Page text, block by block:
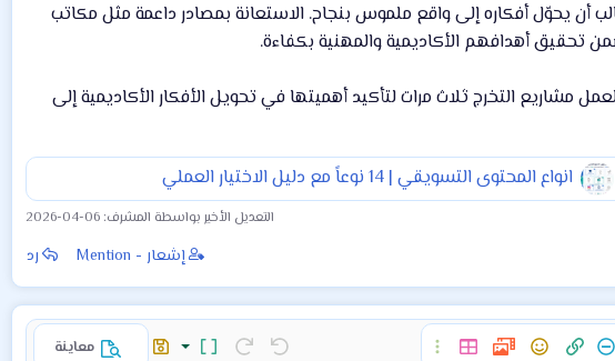
أن يحوّل أفكاره إلى واقع ملموس بنجاح. الاستعانة بمصادر داعمة مثل مكاتب
تحقيق أهدافهم الأكاديمية والمهنية بكفاءة.
مع ذكر عبارة مكاتب لعمل مشاريع التخرج ثلاث مرات لتأكيد أهميتها في تحويل الأفكار الأكاديمية إلى
انواع المحتوى التسويقي | 14 نوعاً مع دليل الاختيار العملي
التعديل الأخير بواسطة المشرف: 2026-04-06
إشعار - Mention رد
إخفاء إدراج رابطالإبتسامات
ميديا إدراج جدولخيارات إضافية… تراجع إعادة تبديل الـ BB codeالمسودات معاينة